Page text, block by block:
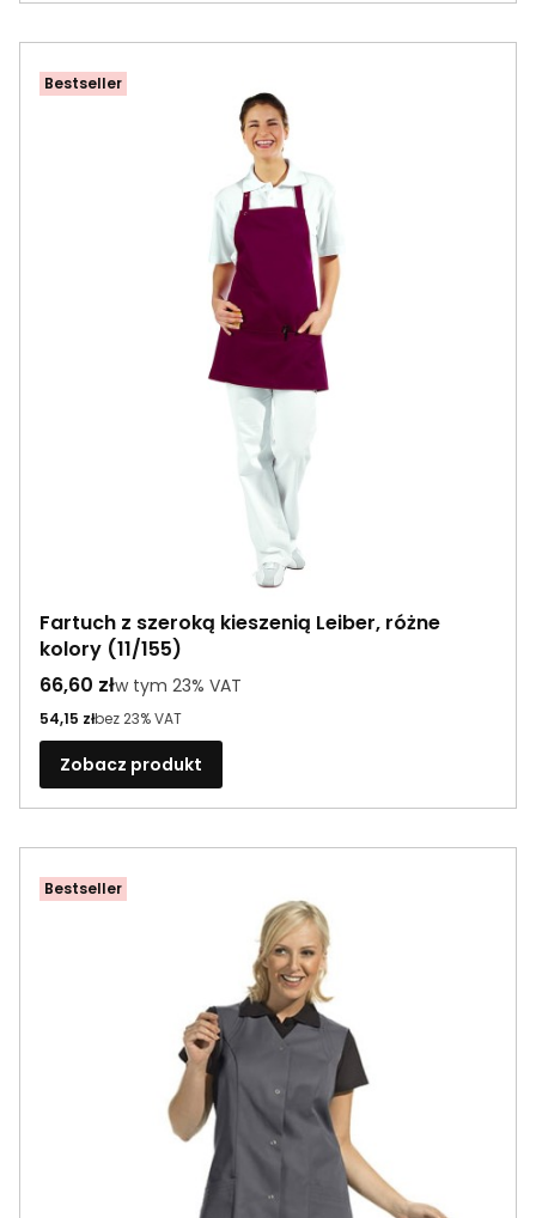
Bestseller
Fartuch z szeroką kieszenią Leiber, różne
kolory (11/155)
Cena brutto
66,60 złw tym %s VAT
w tym 23% VAT
Cena netto
54,15 złbez 23% VAT
Zobacz produkt
Bestseller